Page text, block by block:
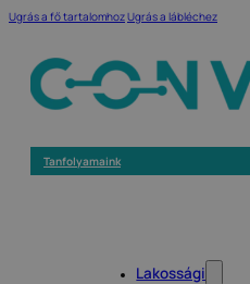
Ugrás a fő tartalomhozUgrás a lábléchez
Tanfolyamaink
Lakossági